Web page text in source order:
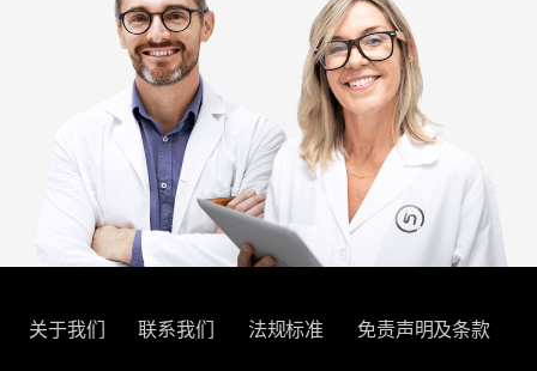
关于我们 联系我们 法规标准 免责声明及条款